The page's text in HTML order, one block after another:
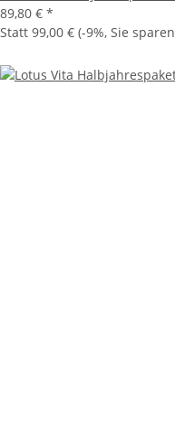
89,80 € *
Statt 99,00 € (-9%, Sie sparen